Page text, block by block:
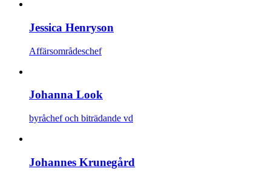
Jessica Henryson
Affärsområdeschef
Johanna Look
byråchef och biträdande vd
Johannes Krunegård